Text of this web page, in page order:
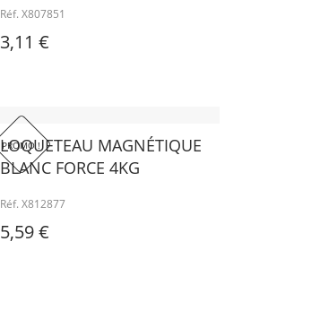
Réf. X807851
3,11 €
PROMO !
LOQUETEAU MAGNÉTIQUE
BLANC FORCE 4KG
Réf. X812877
5,59 €